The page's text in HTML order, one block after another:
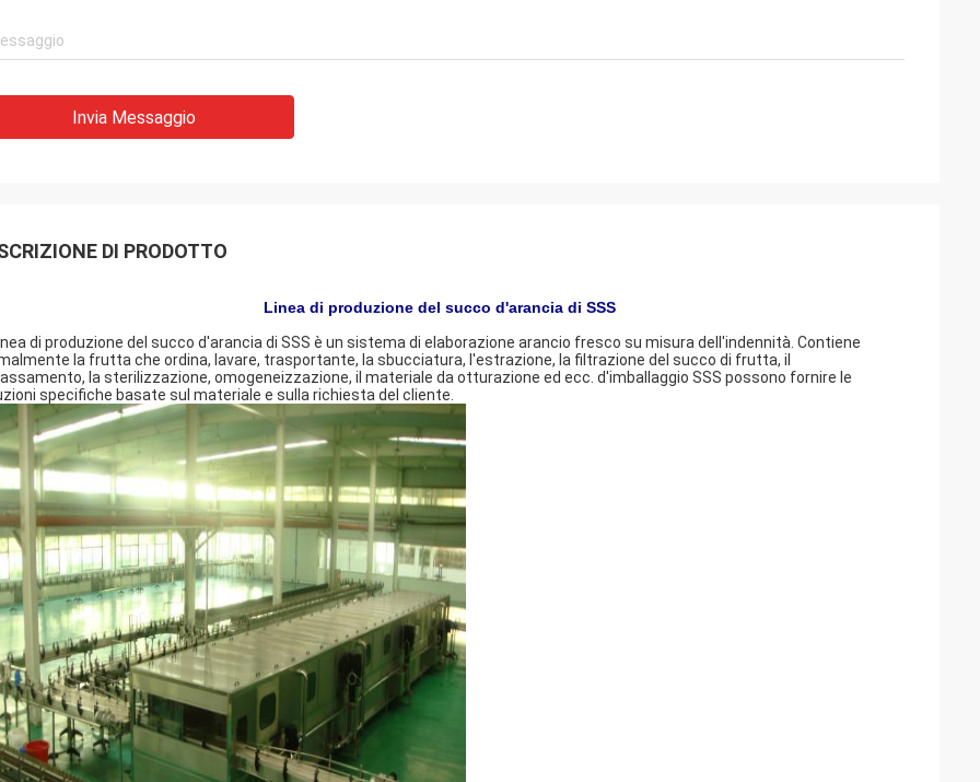
Invia Messaggio
DI PRODOTTO
Linea di produzione del succo d'arancia di SSS
di produzione del succo d'arancia di SSS è un sistema di elaborazione arancio fresco su misura dell'indennità. Contiene
la frutta che ordina, lavare, trasportante, la sbucciatura, l'estrazione, la filtrazione del succo di frutta, il
la sterilizzazione, omogeneizzazione, il materiale da otturazione ed ecc. d'imballaggio SSS possono fornire le
specifiche basate sul materiale e sulla richiesta del cliente.